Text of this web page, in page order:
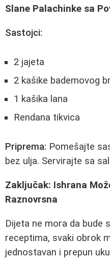
Slane Palachinke sa
Sastojci:
2 jajeta
2 kašike bademovog
1 kašika lana
Rendana tikvica
Priprema: Pomešajte
bez ulja. Servirajte sa
Zaključak: Ishrana
Raznovrsna
Dijeta ne mora da bude
receptima, svaki obrok
jednostavan i prepun